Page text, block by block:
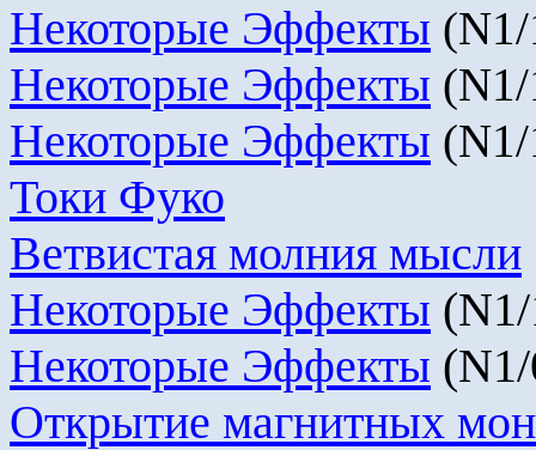
Некоторые Эффекты (N
Некоторые Эффекты (N
Некоторые Эффекты (N
Токи Фуко
Ветвистая молния мысли
Некоторые Эффекты (N
Некоторые Эффекты
Открытие магнитных